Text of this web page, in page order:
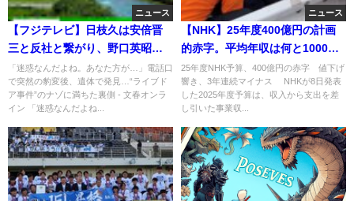
ニュース
【フジテレビ】日枝久は安倍晋
三と反社と繋がり、野口英昭元
livedoor役員他、抹殺してきた
闇
「迷惑なんだよね。あなた方が…」電話口
で突然の豹変後、遺体で発見…“ライブド
ア事件”のナゾに満ちた裏側 - 文春オンラ
イン 「迷惑なんだよね...
ニュース
【NHK】25年度400億円の計画
的赤字。平均年収は何と1000万
円超！子会社に利益移転は反社
と一緒
25年度NHK予算、400億円の赤字 値下げ
響き、3年連続マイナス NHKが8日発表
した2025年度予算は、収入から支出を差
し引いた事業収...